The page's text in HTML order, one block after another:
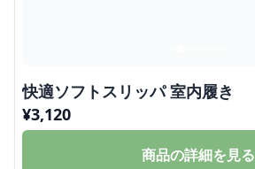
快適ソフトスリッパ 室内履き
¥3,120
商品の詳細を見る